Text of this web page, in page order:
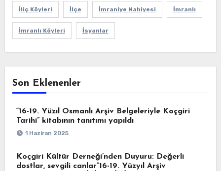
İliç Köyleri İlçe İmraniye Nahiyesi İmranlı
İmranlı Köyleri İsyanlar
Son Eklenenler
“16-19. Yüzıl Osmanlı Arşiv Belgeleriyle Koçgiri
Tarihi” kitabının tanıtımı yapıldı
1 Haziran 2025
Koçgiri Kültür Derneği’nden Duyuru: Değerli
dostlar, sevgili canlar“16-19. Yüzyıl Arşiv